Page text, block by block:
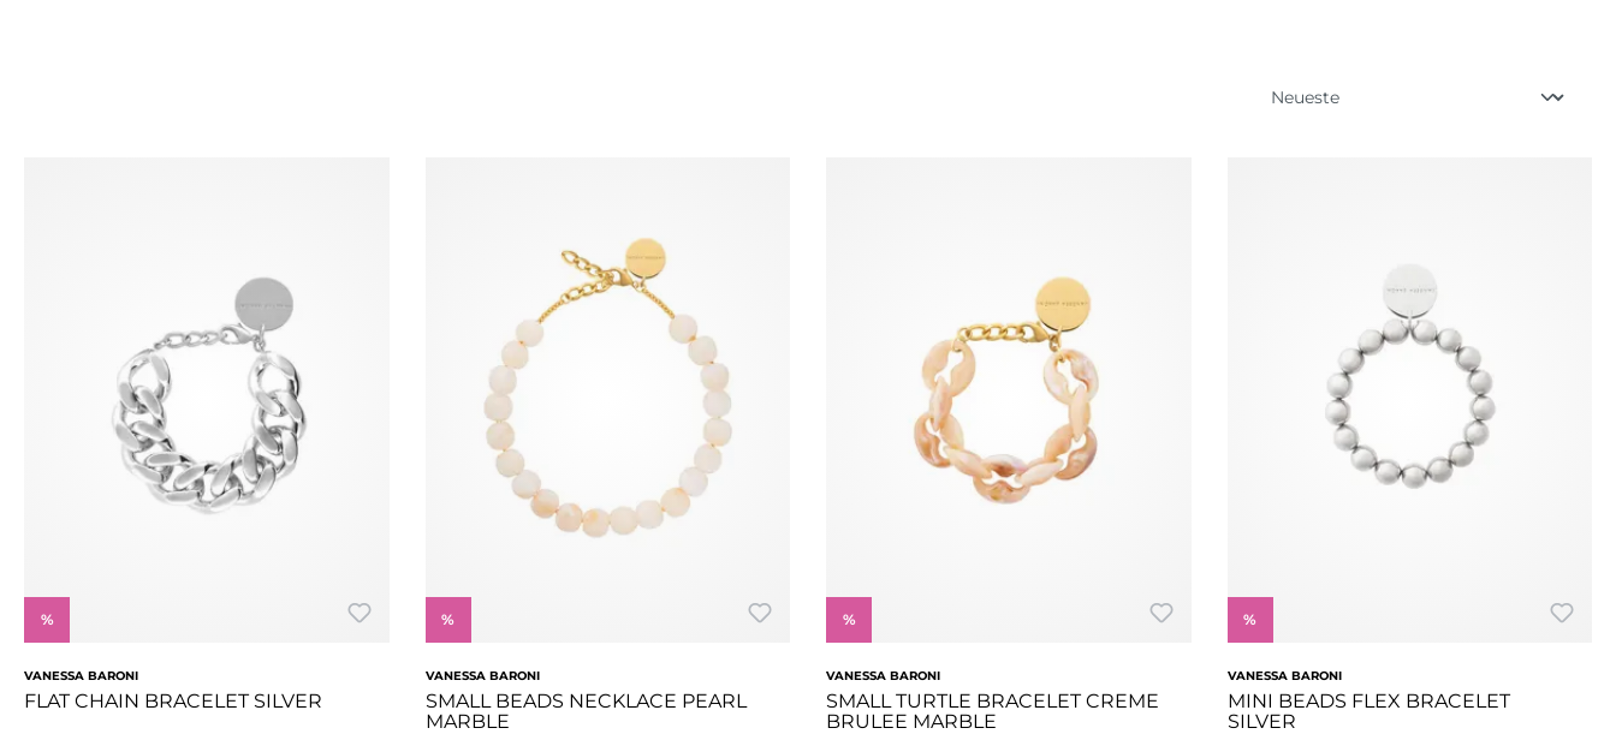
%
VANESSA BARONI
FLAT CHAIN BRACELET SILVER
%
VANESSA BARONI
SMALL BEADS NECKLACE PEARL
MARBLE
%
VANESSA BARONI
SMALL TURTLE BRACELET CREME
BRULEE MARBLE
%
VANESSA BARONI
MINI BEADS FLEX BRACELET
SILVER